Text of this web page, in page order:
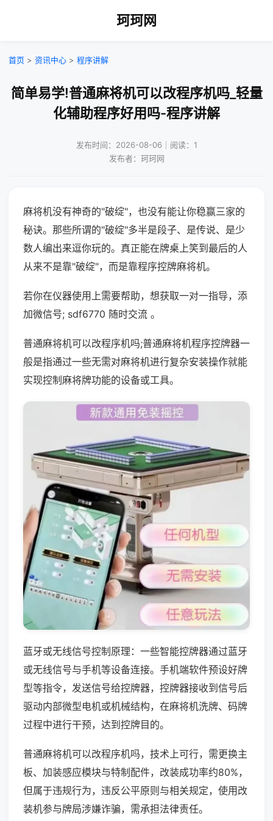
珂珂网
首页 > 资讯中心 > 程序讲解
简单易学!普通麻将机可以改程序机吗_轻量
化辅助程序好用吗-程序讲解
发布时间：2026-08-06｜阅读：1
发布者：珂珂网
麻将机没有神奇的"破绽"，也没有能让你稳赢三家的
秘诀。那些所谓的"破绽"多半是段子、是传说、是少
数人编出来逗你玩的。真正能在牌桌上笑到最后的人
从来不是靠"破绽"，而是靠程序控牌麻将机。
若你在仪器使用上需要帮助，想获取一对一指导，添
加微信号; sdf6770 随时交流 。
普通麻将机可以改程序机吗;普通麻将机程序控牌器一
般是指通过一些无需对麻将机进行复杂安装操作就能
实现控制麻将牌功能的设备或工具。
蓝牙或无线信号控制原理：一些智能控牌器通过蓝牙
或无线信号与手机等设备连接。手机端软件预设好牌
型等指令，发送信号给控牌器，控牌器接收到信号后
驱动内部微型电机或机械结构，在麻将机洗牌、码牌
过程中进行干预，达到控牌目的。
普通麻将机可以改程序机吗，技术上可行，需更换主
板、加装感应模块与特制配件，改装成功率约80%，
但属于违规行为，违反公平原则与相关规定，使用改
装机参与牌局涉嫌诈骗，需承担法律责任。